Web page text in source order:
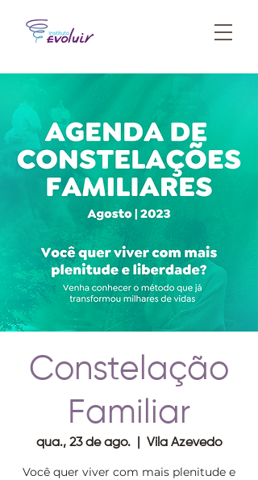
Constelação
Familiar
qua., 23 de ago.
  |
Vila Azevedo
Você quer viver com mais plenitude e